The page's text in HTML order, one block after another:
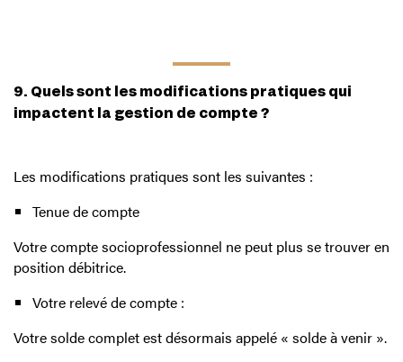
9. Quels sont les modifications pratiques qui
impactent la gestion de compte ?
Les modifications pratiques sont les suivantes :
Tenue de compte
Votre compte socioprofessionnel ne peut plus se trouver en
position débitrice.
Votre relevé de compte :
Votre solde complet est désormais appelé « solde à venir ».